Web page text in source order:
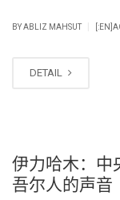
BYABLIZ MAHSUT
DETAIL
伊力哈木：中
吾尔人的声音